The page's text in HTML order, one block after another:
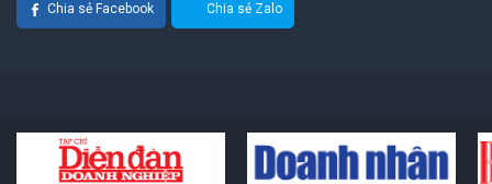
Chia sẻ Facebook Chia sẻ Zalo